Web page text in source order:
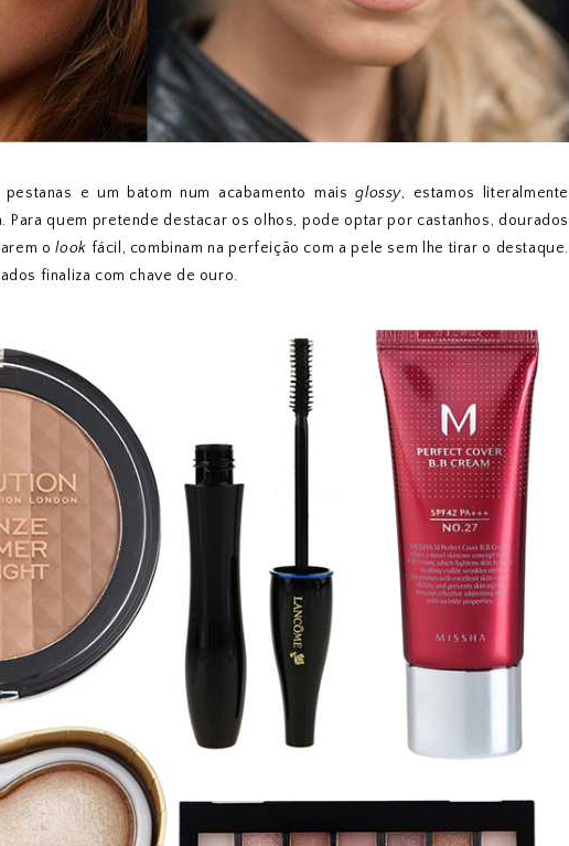
pestanas e um batom num acabamento maisglossy, estamos literalmente
Para quem pretende destacar os olhos, pode optar por castanhos, dourados
olook fácil, combinam na perfeição com a pele sem lhe tirar o destaque.
finaliza com chave de ouro.